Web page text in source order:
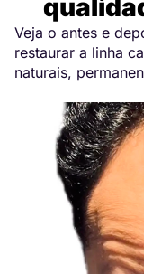
Veja o antes e
restaurar a linha
naturais,